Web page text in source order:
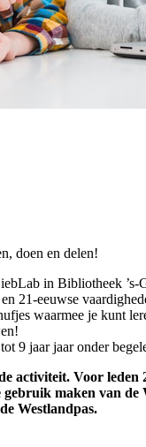
doen en delen!
in Bibliotheek ’s-
21-eeuwse
waarmee je kunt
9 jaar jaar onder
activiteit. Voor leden
maken van de
Westlandpas.